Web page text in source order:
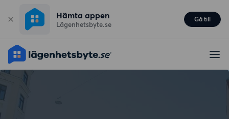
Hämta appen
Lägenhetsbyte.se
Gå till